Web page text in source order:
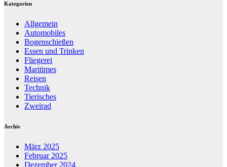
Kategorien
Allgemein
Automobiles
Bogenschießen
Essen und Trinken
Fliegerei
Maritimes
Reisen
Technik
Tierisches
Zweirad
Archiv
März 2025
Februar 2025
Dezember 2024